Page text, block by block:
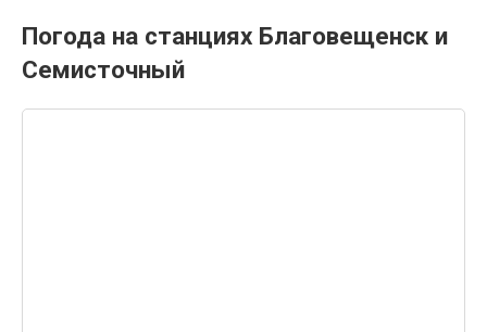
Погода на станциях Благовещенск и
Семисточный